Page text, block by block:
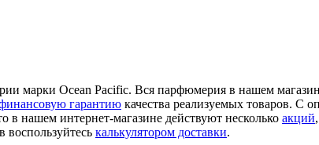
марки Ocean Pacific. Вся парфюмерия в нашем
гарантию качества реализуемых товаров. С
в нашем интернет-магазине действуют несколько акций
воспользуйтесь калькулятором доставки.